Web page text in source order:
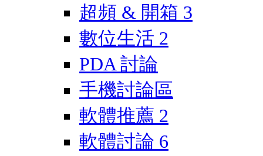
超頻 & 開箱 3
數位生活 2
PDA 討論
手機討論區
軟體推薦 2
軟體討論 6